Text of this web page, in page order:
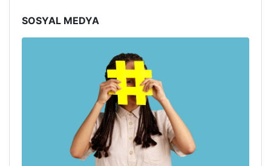
SOSYAL MEDYA